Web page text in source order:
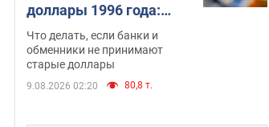
доллары 1996 года:
принимают ли
обменники и банки
такие купюры
Что делать, если банки и
обменники не принимают
старые доллары
9.08.2026 02:20 80,8 т.